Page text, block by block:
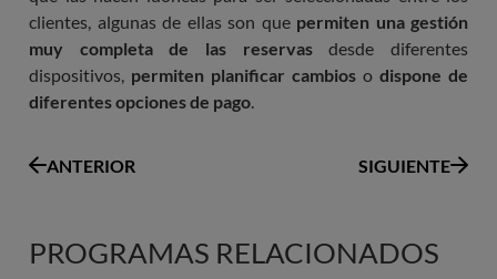
clientes, algunas de ellas son que permiten una gestión
muy completa de las reservasdesde diferentes
dispositivos, permiten planificar cambios o dispone de
diferentes opciones de pago
ANTERIOR SIGUIENTE
PROGRAMAS RELACIONADOS